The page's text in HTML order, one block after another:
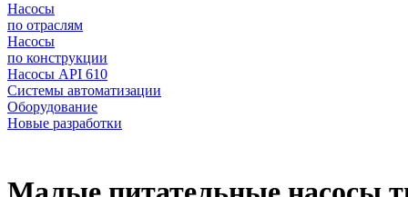
Насосы
по отраслям
Насосы
по конструкции
Насосы API 610
Системы автоматизации
Оборудование
Новые разработки